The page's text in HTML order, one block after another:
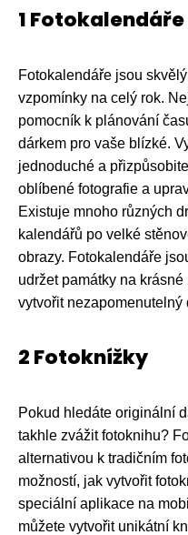
1 Fotokalendáře
Fotokalendáře jsou
vzpomínky na celý rok.
pomocník k plánování
dárkem pro vaše blízké.
jednoduché a
oblíbené fotografie a
Existuje mnoho různých
kalendářů po velké
obrazy. Fotokalendáře
udržet památky na
vytvořit nezapomenutelný
2 Fotoknížky
Pokud hledáte originální
takhle zvážit fotoknihu?
alternativou k tradičním
možností, jak vytvořit
speciální aplikace na
můžete vytvořit unikátní